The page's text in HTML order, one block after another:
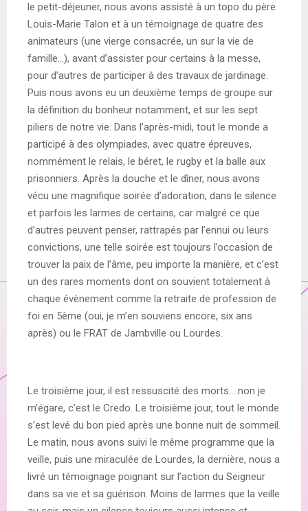
le petit-déjeuner, nous avons assisté à un topo du père
Louis-Marie Talon et à un témoignage de quatre des
animateurs (une vierge consacrée, un sur la vie de
famille…), avant d’assister pour certains à la messe,
pour d’autres de participer à des travaux de jardinage.
Puis nous avons eu un deuxième temps de groupe sur
la définition du bonheur notamment, et sur les sept
piliers de notre vie. Dans l’après-midi, tout le monde a
participé à des olympiades, avec quatre épreuves,
nommément le relais, le béret, le rugby et la balle aux
prisonniers. Après la douche et le dîner, nous avons
vécu une magnifique soirée d’adoration, dans le silence
et parfois les larmes de certains, car malgré ce que
d’autres peuvent penser, rattrapés par l’ennui ou leurs
convictions, une telle soirée est toujours l’occasion de
trouver la paix de l’âme, peu importe la manière, et c’est
un des rares moments dont on souvient totalement à
chaque évènement comme la retraite de profession de
foi en 5ème (oui, je m’en souviens encore, six ans
après) ou le FRAT de Jambville ou Lourdes.
Le troisième jour, il est ressuscité des morts… non je
m’égare, c’est le Credo. Le troisième jour, tout le monde
s’est levé du bon pied après une bonne nuit de sommeil.
Le matin, nous avons suivi le même programme que la
veille, puis une miraculée de Lourdes, la dernière, nous a
livré un témoignage poignant sur l’action du Seigneur
dans sa vie et sa guérison. Moins de larmes que la veille